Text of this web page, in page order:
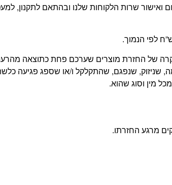
משה דיין 52 תל אביב וזאת לאחר תיאום ואישור שרות הלקוחות
של החזרת מוצרים שערכם פחת כתוצאה
שנפגם, שהתקלקל ו/או שספג פגיעה
מין וסוג שהוא.